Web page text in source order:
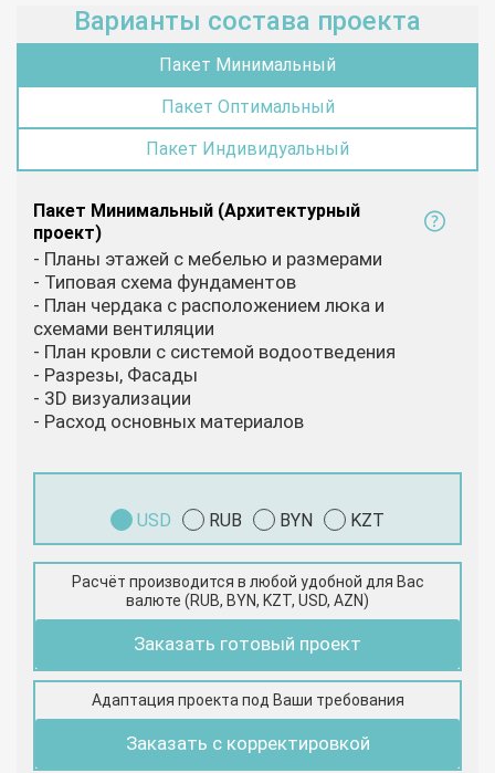
Варианты состава проекта
Пакет Минимальный
Пакет Оптимальный
Пакет Индивидуальный
Пакет Минимальный (Архитектурный
проект)
- Планы этажей с мебелью и размерами
- Типовая схема фундаментов
- План чердака с расположением люка и
схемами вентиляции
- План кровли с системой водоотведения
- Разрезы, Фасады
- 3D визуализации
- Расход основных материалов
USD RUB BYN KZT
Расчёт производится в любой удобной для Вас
валюте (RUB, BYN, KZT, USD, AZN)
Заказать готовый проект
Адаптация проекта под Ваши требования
Заказать с корректировкой